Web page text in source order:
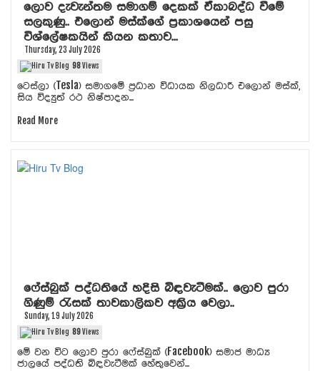
ලොව දැවැන්තම සමාගම් දෙකක් ඒකාබද්ධ වීමේ
සලකුණු.. එලොන් මස්ක්ගේ ප්‍රකාශයෙන් පසු
විශ්ලේෂකයින් කියන කතාව...
Thursday, 23 July 2026
98Views
ටෙස්ලා (Tesla) සමාගමේ ප්‍රධාන විධායක නිලධාරී එලොන් මස්ක්,
සිය විද්‍යුත් රථ නිෂ්පාදන...
Read More
ෆේස්බුක් පද්ධතියේ හදිසි බිඳවැටීමක්.. ලොව පුරා
ගිණුම් රැසක් තාවකාලිකව අක්‍රිය වෙලා..
Sunday, 19 July 2026
89Views
මේ වන විට ලොව පුරා ෆේස්බුක් (Facebook) සමාජ මාධ්‍ය
ජාලයේ පද්ධති බිඳවැටීමක් හේතුවෙන්...